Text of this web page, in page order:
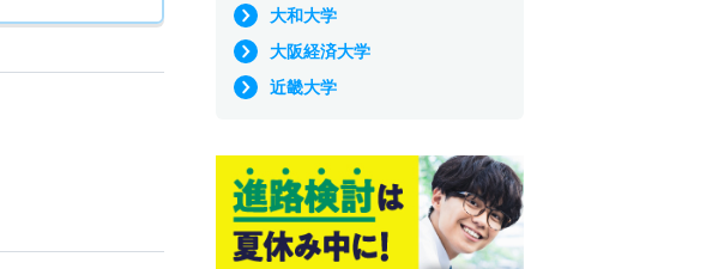
大和大学
大阪経済大学
近畿大学